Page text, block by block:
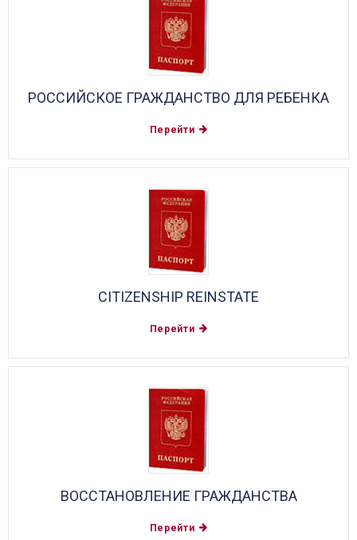
РОССИЙСКОЕ ГРАЖДАНСТВО ДЛЯ РЕБЕНКА
Перейти
CITIZENSHIP REINSTATE
Перейти
ВОССТАНОВЛЕНИЕ ГРАЖДАНСТВА
Перейти